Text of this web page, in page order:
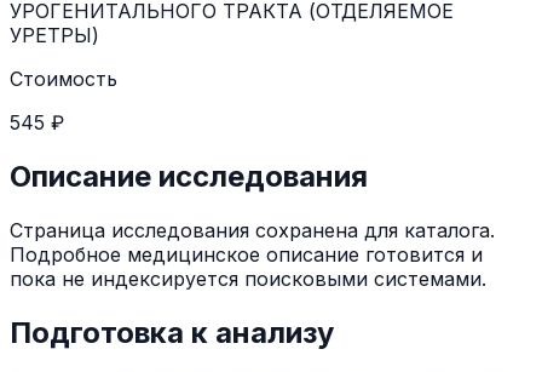
УРОГЕНИТАЛЬНОГО ТРАКТА (ОТДЕЛЯЕМОЕ
УРЕТРЫ)
Стоимость
545 ₽
Описание исследования
Страница исследования сохранена для каталога.
Подробное медицинское описание готовится и
пока не индексируется поисковыми системами.
Подготовка к анализу